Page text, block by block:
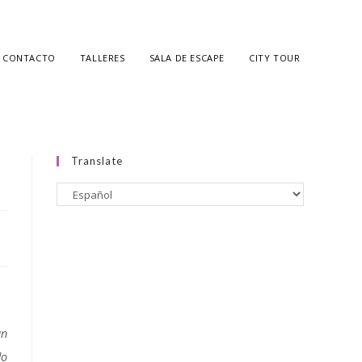
CONTACTO TALLERES SALA DE ESCAPE CITY TOUR
Translate